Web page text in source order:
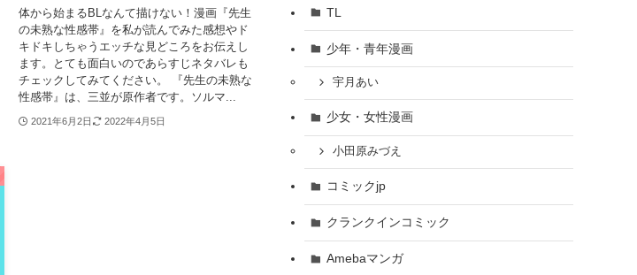
体から始まるBLなんて描けない！漫画『先生
の未熟な性感帯』を私が読んでみた感想やド
キドキしちゃうエッチな見どころをお伝えし
ます。とても面白いのであらすじネタバレも
チェックしてみてください。 『先生の未熟な
性感帯』は、三並が原作者です。ソルマ...
2021年6月2日 2022年4月5日
TL
少年・青年漫画
宇月あい
少女・女性漫画
小田原みづえ
コミックjp
クランクインコミック
Amebaマンガ